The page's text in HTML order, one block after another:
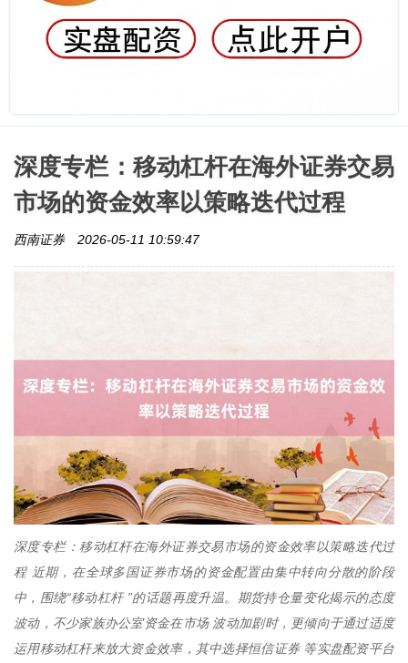
深度专栏：移动杠杆在海外证券交易
市场的资金效率以策略迭代过程
西南证券 2026-05-11 10:59:47
深度专栏：移动杠杆在海外证券交易市场的资金效率以策略迭代过
程 近期，在全球多国证券市场的资金配置由集中转向分散的阶段
中，围绕“移动杠杆 ”的话题再度升温。期货持仓量变化揭示的态度
波动，不少家族办公室资金在市场 波动加剧时，更倾向于通过适度
运用移动杠杆来放大资金效率，其中选择恒信证券 等实盘配资平台